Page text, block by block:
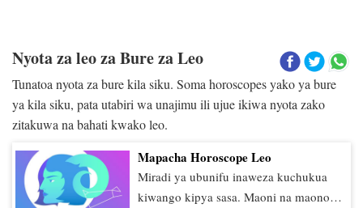
Nyota za leo za Bure za Leo
Tunatoa nyota za bure kila siku. Soma horoscopes yako ya bure
ya kila siku, pata utabiri wa unajimu ili ujue ikiwa nyota zako
zitakuwa na bahati kwako leo.
Mapacha Horoscope Leo
Miradi ya ubunifu inaweza kuchukua
kiwango kipya sasa. Maoni na maono